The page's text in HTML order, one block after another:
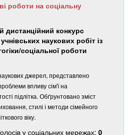
роботи на соціальну
дистанційний конкурс
наукових робіт із
соціальної роботи
джерел, представлено
впливу сім'ї на
підлітка. Обґрунтовано зміст
стилі і методи сімейного
віку.
у соціальних мережах: 0